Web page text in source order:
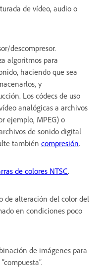
de vídeo, audio o
descompresor.
algoritmos para
haciendo que sea
y
Los códecs de uso
analógicas a archivos
ejemplo, MPEG) o
de sonido digital
también compresión.
de colores NTSC.
de alteración del color del
en condiciones poco
de imágenes para